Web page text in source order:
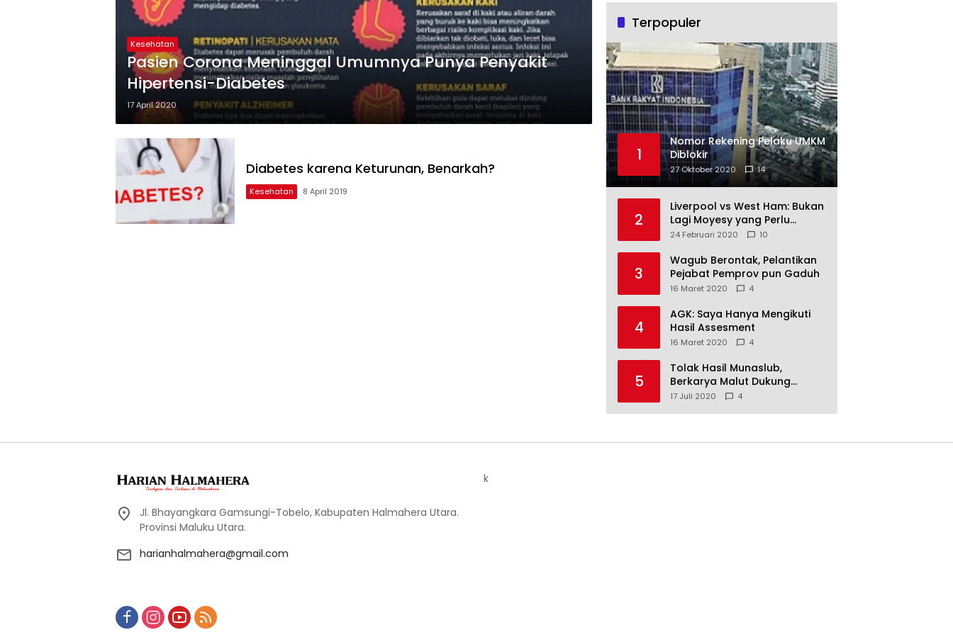
Kesehatan
Pasien Corona Meninggal Umumnya Punya Penyakit
Hipertensi-Diabetes
17 April 2020
Diabetes karena Keturunan, Benarkah?
Kesehatan 8 April 2019
Terpopuler
1
Nomor Rekening Pelaku UMKM
Diblokir
27 Oktober 2020 14
2
Liverpool vs West Ham: Bukan
Lagi Moyesy yang Perlu
Ditakuti
24 Februari 2020 10
3
Wagub Berontak, Pelantikan
Pejabat Pemprov pun Gaduh
16 Maret 2020 4
4
AGK: Saya Hanya Mengikuti
Hasil Assesment
16 Maret 2020 4
5
Tolak Hasil Munaslub,
Berkarya Malut Dukung
Tommy Soeharto
17 Juli 2020 4
Jl. Bhayangkara Gamsungi-Tobelo, Kabupaten Halmahera Utara.
Provinsi Maluku Utara.
harianhalmahera@gmail.com
k